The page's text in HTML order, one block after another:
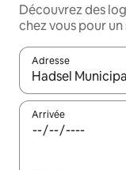
Découvrez des
chez vous pour
Adresse
Lorsque les
Arrivée